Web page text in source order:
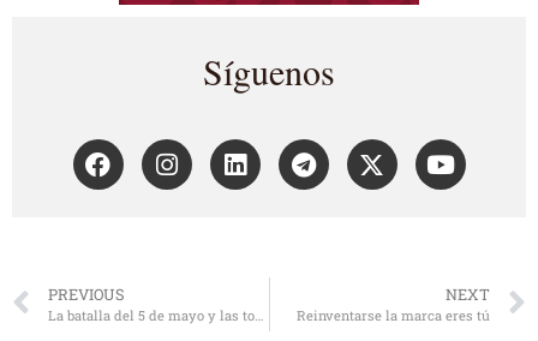
Síguenos
PREVIOUS
La batalla del 5 de mayo y las tortas de pierna adobada
NEXT
Reinventarse la marca eres tú